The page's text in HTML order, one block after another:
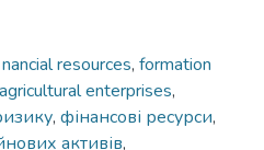
nancial resources, formation
agricultural enterprises,
, фінансові ресурси,
активів,